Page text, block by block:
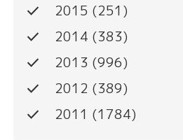
done 2015 (251)
done 2014 (383)
done 2013 (996)
done 2012 (389)
done 2011 (1784)